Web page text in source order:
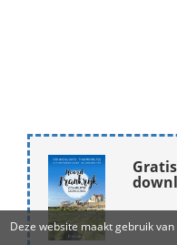
Deze website maakt gebruik van